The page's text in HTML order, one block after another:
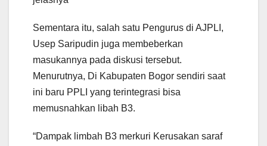
Sementara itu, salah satu Pengurus di AJPLI,
Usep Saripudin juga membeberkan
masukannya pada diskusi tersebut.
Menurutnya, Di Kabupaten Bogor sendiri saat
ini baru PPLI yang terintegrasi bisa
memusnahkan libah B3.
“Dampak limbah B3 merkuri Kerusakan saraf